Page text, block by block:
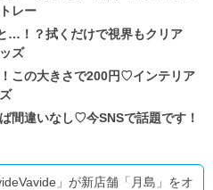
レー
…！？拭くだけで視界もクリア
ズ
この大きさで200円♡インテリア
間違いなし♡今SNSで話題です！
」が新店舗「月島」をオ